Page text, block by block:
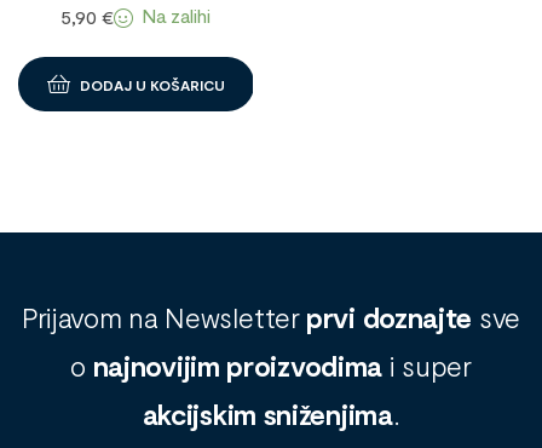
5,90 € Na zalihi
DODAJ U KOŠARICU
Prijavom na Newsletter prvi doznajte sve
o najnovijim proizvodima i super
akcijskim sniženjima.